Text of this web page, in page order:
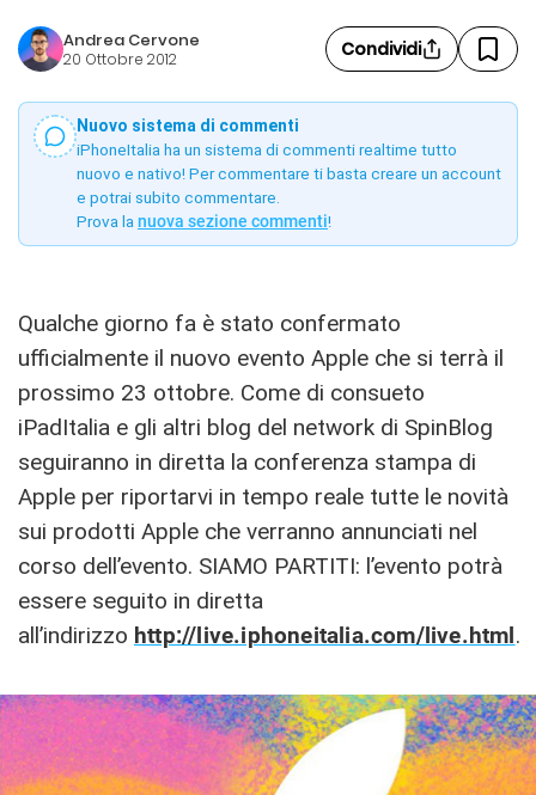
Andrea Cervone
20 Ottobre 2012 Condividi
Nuovo sistema di commenti
iPhoneItalia ha un sistema di commenti realtime tutto
nuovo e nativo! Per commentare ti basta creare un account
e potrai subito commentare.
Prova la nuova sezione commenti!
Qualche giorno fa è stato confermato
ufficialmente il nuovo evento Apple che si terrà il
prossimo 23 ottobre. Come di consueto
iPadItalia e gli altri blog del network di SpinBlog
seguiranno in diretta la conferenza stampa di
Apple per riportarvi in tempo reale tutte le novità
sui prodotti Apple che verranno annunciati nel
corso dell’evento. SIAMO PARTITI: l’evento potrà
essere seguito in diretta
all’indirizzo http://live.iphoneitalia.com/live.html.